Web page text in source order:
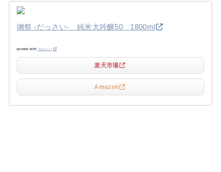
獺祭 -だっさい- 純米大吟醸50 1800ml
posted with カエレバ
楽天市場
Amazon